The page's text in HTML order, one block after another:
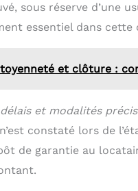
sous réserve d’une
essentiel dans cette
et clôture :
et modalités
constaté lors de
de garantie au